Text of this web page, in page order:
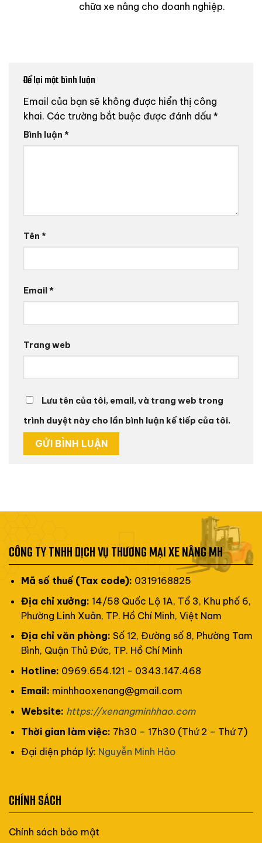
chữa xe nâng cho doanh nghiệp.
Để lại một bình luận
Email của bạn sẽ không được hiển thị công
khai. Các trường bắt buộc được đánh dấu *
Bình luận *
Tên *
Email*
Trang web
Lưu tên của tôi, email, và trang web trong
trình duyệt này cho lần bình luận kế tiếp của tôi.
CÔNG TY TNHH DỊCH VỤ THƯƠNG MẠI XE NÂNG MH
Mã số thuế (Tax code): 0319168825
Địa chỉ xưởng: 14/58 Quốc Lộ 1A, Tổ 3, Khu phố 6,
Phường Linh Xuân, TP. Hồ Chí Minh, Việt Nam
Địa chỉ văn phòng: Số 12, Đường số 8, Phường Tam
Bình, Quận Thủ Đức, TP. Hồ Chí Minh
Hotline: 0969.654.121 - 0343.147.468
Email: minhhaoxenang@gmail.com
Website: https://xenangminhhao.com
Thời gian làm việc: 7h30 – 17h30 (Thứ 2 – Thứ 7)
Đại diện pháp lý: Nguyễn Minh Hảo
CHÍNH SÁCH
Chính sách bảo mật